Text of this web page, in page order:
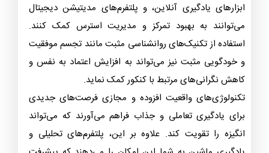
ابزارهای یادگیری آنلاین، و پلتفرم‌های مدیتیشن دیجیتال
می‌توانند به بهبود تمرکز و مدیریت استرس کمک کنند.
استفاده از تکنیک‌های روانشناسی مثبت مانند تجسم موفقیت
و خودگویی مثبت نیز می‌تواند به افزایش اعتماد به نفس و
کاهش نگرانی‌های مرتبط با کنکور کمک نماید.
تکنولوژی‌های واقعیت افزوده و مجازی فرصت‌های جدیدی
برای یادگیری تعاملی و جذاب فراهم می‌آورند که می‌تواند
انگیزه را تقویت کند. علاوه بر این، پلتفرم‌های تحلیلی و